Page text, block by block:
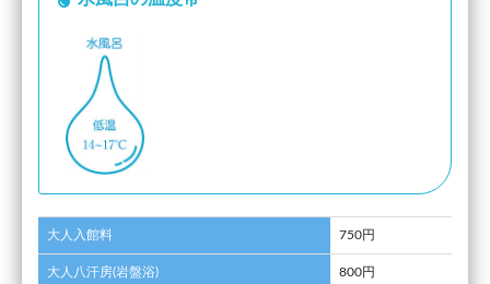
大人入館料 750円
大人八汗房(岩盤浴) 800円